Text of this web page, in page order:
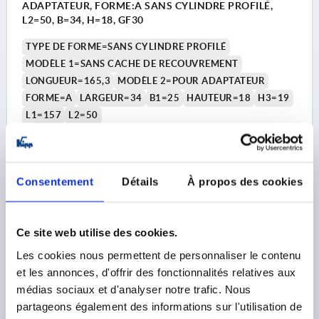
Consentement Détails À propos des cookies
Ce site web utilise des cookies.
Les cookies nous permettent de personnaliser le contenu
et les annonces, d'offrir des fonctionnalités relatives aux
médias sociaux et d'analyser notre trafic. Nous
partageons également des informations sur l'utilisation de
1) Trous de montage
4) Système de verrouillage à 3 points
5) Came K1114
6) Levier pivotant
ADAPTATEUR, FORME:A SANS CYLINDRE PROFILÉ,
L2=50, B=34, H=18, GF30
TYPE DE FORME=SANS CYLINDRE PROFILÉ
MODÈLE 1=SANS CACHE DE RECOUVREMENT
LONGUEUR=165,3
MODÈLE 2=POUR ADAPTATEUR
FORME=A
LARGEUR=34 B1=25 HAUTEUR=18
H3=19
L1=157
L2=50
Référence:
hors TVA
DÉTAILS
K2464 A